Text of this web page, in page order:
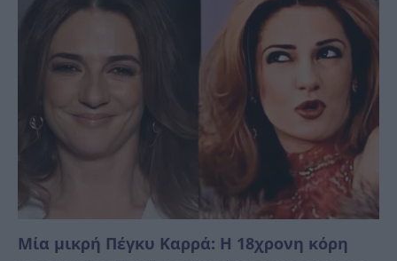
Μία μικρή Πέγκυ Καρρά: Η 18χρονη κόρη